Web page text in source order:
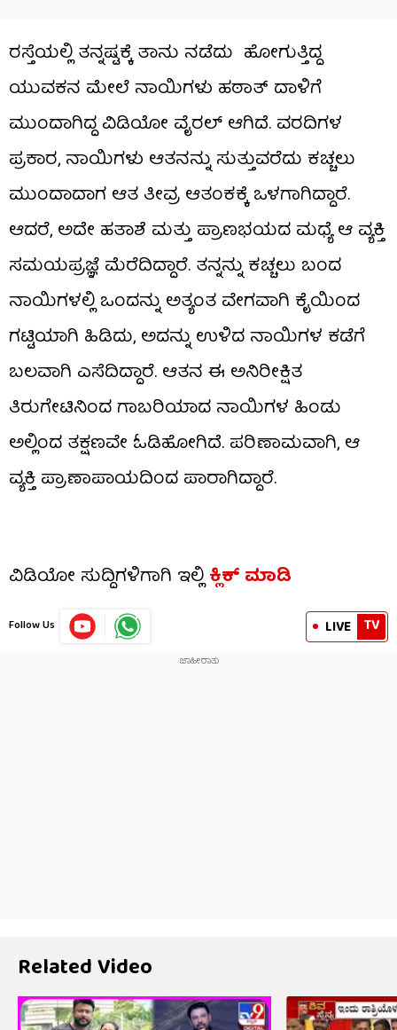
ರಸ್ತೆಯಲ್ಲಿ ತನ್ನಷ್ಟಕ್ಕೆ ತಾನು ನಡೆದು ಹೋಗುತ್ತಿದ್ದ
ಯುವಕನ ಮೇಲೆ ನಾಯಿಗಳು ಹಠಾತ್ ದಾಳಿಗೆ
ಮುಂದಾಗಿದ್ದ ವಿಡಿಯೋ ವೈರಲ್ ಆಗಿದೆ. ವರದಿಗಳ
ಪ್ರಕಾರ, ನಾಯಿಗಳು ಆತನನ್ನು ಸುತ್ತುವರೆದು ಕಚ್ಚಲು
ಮುಂದಾದಾಗ ಆತ ತೀವ್ರ ಆತಂಕಕ್ಕೆ ಒಳಗಾಗಿದ್ದಾರೆ.
ಆದರೆ, ಅದೇ ಹತಾಶೆ ಮತ್ತು ಪ್ರಾಣಭಯದ ಮಧ್ಯೆ ಆ ವ್ಯಕ್ತಿ
ಸಮಯಪ್ರಜ್ಞೆ ಮೆರೆದಿದ್ದಾರೆ. ತನ್ನನ್ನು ಕಚ್ಚಲು ಬಂದ
ನಾಯಿಗಳಲ್ಲಿ ಒಂದನ್ನು ಅತ್ಯಂತ ವೇಗವಾಗಿ ಕೈಯಿಂದ
ಗಟ್ಟಿಯಾಗಿ ಹಿಡಿದು, ಅದನ್ನು ಉಳಿದ ನಾಯಿಗಳ ಕಡೆಗೆ
ಬಲವಾಗಿ ಎಸೆದಿದ್ದಾರೆ. ಆತನ ಈ ಅನಿರೀಕ್ಷಿತ
ತಿರುಗೇಟಿನಿಂದ ಗಾಬರಿಯಾದ ನಾಯಿಗಳ ಹಿಂಡು
ಅಲ್ಲಿಂದ ತಕ್ಷಣವೇ ಓಡಿಹೋಗಿದೆ. ಪರಿಣಾಮವಾಗಿ, ಆ
ವ್ಯಕ್ತಿ ಪ್ರಾಣಾಪಾಯದಿಂದ ಪಾರಾಗಿದ್ದಾರೆ.
ವಿಡಿಯೋ ಸುದ್ದಿಗಳಿಗಾಗಿ ಇಲ್ಲಿಕ್ಲಿಕ್ ಮಾಡಿ
Follow Us LIVE TV
Related Video